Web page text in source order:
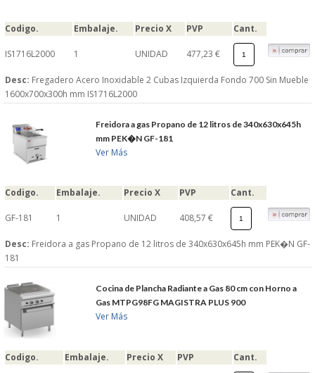
Codigo. Embalaje. Precio X PVP Cant.
IS1716L2000 1 UNIDAD 477,23 €
Desc: Fregadero Acero Inoxidable 2 Cubas Izquierda Fondo 700 Sin Mueble
1600x700x300h mm IS1716L2000
Freidora a gas Propano de 12 litros de 340x630x645h
mm PEK�N GF-181
Ver Más
Codigo. Embalaje. Precio X PVP Cant.
GF-181 1 UNIDAD 408,57 €
Desc: Freidora a gas Propano de 12 litros de 340x630x645h mm PEK�N GF-
181
Cocina de Plancha Radiante a Gas 80 cm con Horno a
Gas MTPG98FG MAGISTRA PLUS 900
Ver Más
Codigo. Embalaje. Precio X PVP Cant.